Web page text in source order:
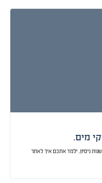
מים.
הטריקים של המקצוענים – ניסים סליס , עם 55 שנות ניסיון, ילמד אתכם איך לאתר